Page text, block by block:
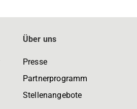
Über uns
Presse
Partnerprogramm
Stellenangebote